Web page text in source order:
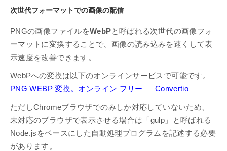
次世代フォーマットでの画像の配信
PNGの画像ファイルをWebPと呼ばれる次世代の画像フォ
ーマットに変換することで、画像の読み込みを速くして表
示速度を改善できます。
WebPへの変換は以下のオンラインサービスで可能です。
PNG WEBP 変換。オンライン フリー — Convertio
ただしChromeブラウザでのみしか対応していないため、
未対応のブラウザで表示させる場合は「gulp」と呼ばれる
Node.jsをベースにした自動処理プログラムを記述する必要
があります。